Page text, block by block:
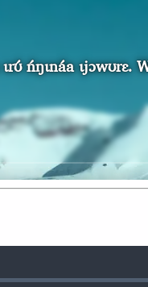
ńŋɩnáa ɩjɔwʊrɛ.